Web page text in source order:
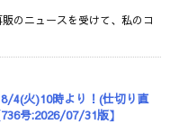
のニュースを受けて、私のコ
4(火)10時より！(仕切り直
号:2026/07/31版】